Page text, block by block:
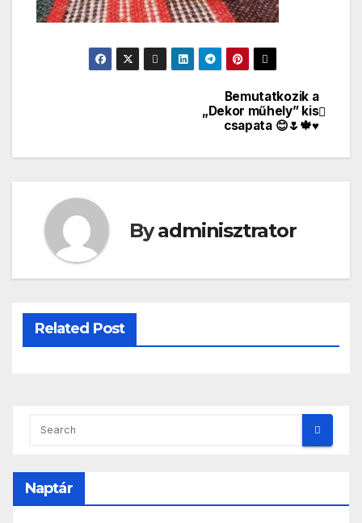
Bemutatkozik a
„Dekor műhely” kis
csapata 😊🌷🍁♥
Byadminisztrator
Related Post
Naptár